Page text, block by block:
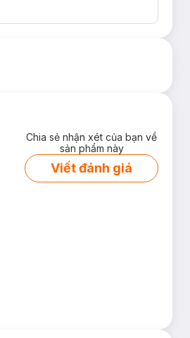
Chia sẻ nhận xét của bạn về
sản phẩm này
Viết đánh giá